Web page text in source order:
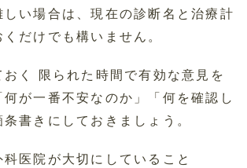
い場合は、現在の診断名と治療計
だけでも構いません。
く 限られた時間で有効な意見を
が一番不安なのか」「何を確認し
書きにしておきましょう。
医院が大切にしていること